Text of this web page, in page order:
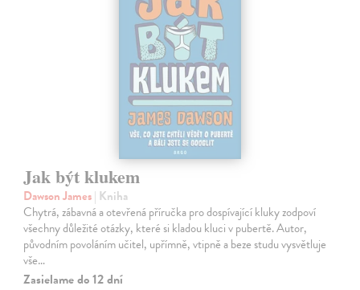
Jak být klukem
Dawson James| Kniha
Chytrá, zábavná a otevřená příručka pro dospívající kluky zodpoví
všechny důležité otázky, které si kladou kluci v pubertě. Autor,
původním povoláním učitel, upřímně, vtipně a beze studu vysvětluje
vše…
Zasielame do 12 dní